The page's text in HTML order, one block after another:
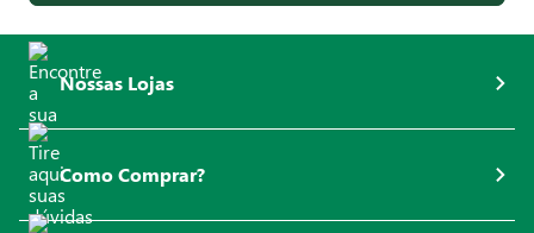
Nossas Lojas
Como Comprar?